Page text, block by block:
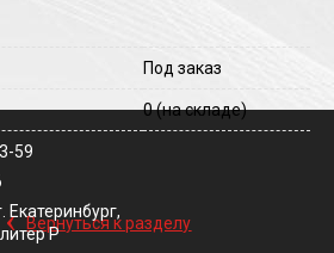
Под заказ
0(на складе)
‹ Вернуться к разделу
59
Екатеринбург,
Р